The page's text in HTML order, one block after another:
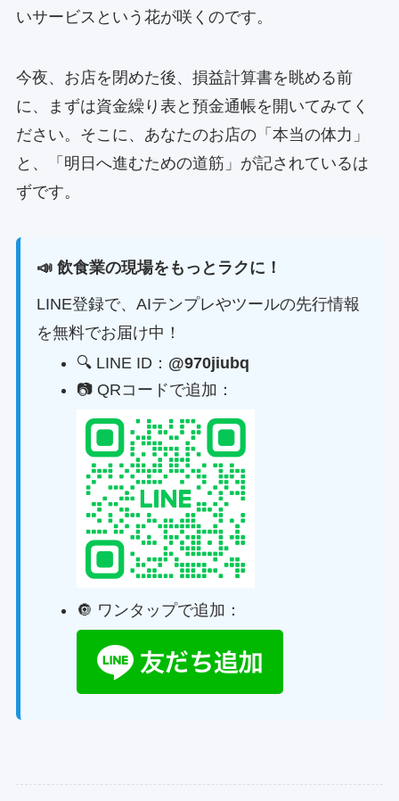
いサービスという花が咲くのです。
今夜、お店を閉めた後、損益計算書を眺める前
に、まずは資金繰り表と預金通帳を開いてみてく
ださい。そこに、あなたのお店の「本当の体力」
と、「明日へ進むための道筋」が記されているは
ずです。
📣 飲食業の現場をもっとラクに！
LINE登録で、AIテンプレやツールの先行情報
を無料でお届け中！
🔍 LINE ID： @970jiubq
📷 QRコードで追加：
🔘 ワンタップで追加：